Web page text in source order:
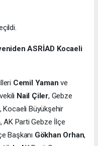
ASRİAD Kocaeli
Cemil Yaman ve
Nail Çiler, Gebze
, Kocaeli Büyükşehir
, AK Parti Gebze İlçe
Başkanı Gökhan Orhan,